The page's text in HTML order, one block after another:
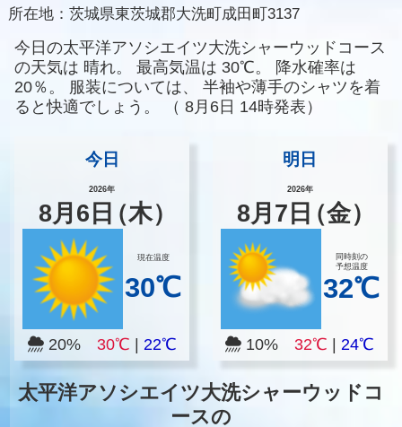
所在地： 茨城県東茨城郡大洗町成田町3137
今日の太平洋アソシエイツ大洗シャーウッドコース
の天気は 晴れ。 最高気温は 30℃。
降水確率は
20％。
服装については、
半袖や薄手のシャツを着
ると快適でしょう。
（ 8月6日 14時発表）
今日
2026年
8月 6 日（木）
現在温度
30℃
20% 30℃ 22℃
明日
2026年
8月 7 日（金）
同時刻の
予想温度
32℃
10%32℃ |24℃
太平洋アソシエイツ大洗シャーウッドコ
ースの